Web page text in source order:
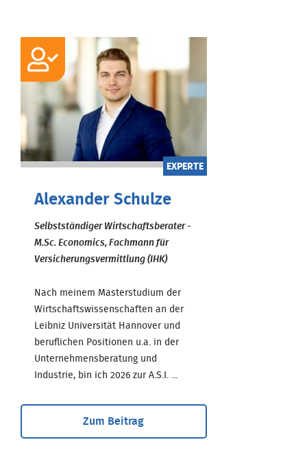
EXPERTE
Alexander Schulze
Selbstständiger Wirtschaftsberater -
M.Sc. Economics, Fachmann für
Versicherungsvermittlung (IHK)
Nach meinem Masterstudium der
Wirtschaftswissenschaften an der
Leibniz Universität Hannover und
beruflichen Positionen u.a. in der
Unternehmensberatung und
Industrie, bin ich 2026 zur A.S.I. ...
Zum Beitrag